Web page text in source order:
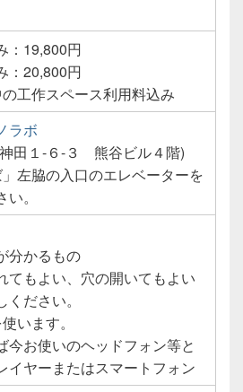
：19,800円
：20,800円
工作スペース利用料込み
ラボ
田１-６-３ 熊谷ビル４階)
左脇の入口のエレベーターを
。
分かるもの
てもよい、穴の開いてもよい
ださい。
います。
今お使いのヘッドフォン等と
イヤーまたはスマートフォン